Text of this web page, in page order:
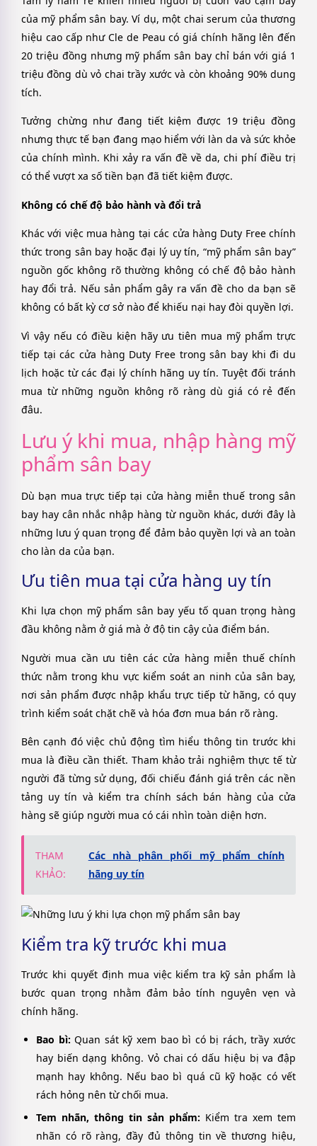
của mỹ phẩm sân bay. Ví dụ, một chai serum của thương
hiệu cao cấp như Cle de Peau có giá chính hãng lên đến
20 triệu đồng nhưng mỹ phẩm sân bay chỉ bán với giá 1
triệu đồng dù vỏ chai trầy xước và còn khoảng 90% dung
tích.
Tưởng chừng như đang tiết kiệm được 19 triệu đồng
nhưng thực tế bạn đang mạo hiểm với làn da và sức khỏe
của chính mình. Khi xảy ra vấn đề về da, chi phí điều trị
có thể vượt xa số tiền bạn đã tiết kiệm được.
Không có chế độ bảo hành và đổi trả
Khác với việc mua hàng tại các cửa hàng Duty Free chính
thức trong sân bay hoặc đại lý uy tín, “mỹ phẩm sân bay”
nguồn gốc không rõ thường không có chế độ bảo hành
hay đổi trả. Nếu sản phẩm gây ra vấn đề cho da bạn sẽ
không có bất kỳ cơ sở nào để khiếu nại hay đòi quyền lợi.
Vì vậy nếu có điều kiện hãy ưu tiên mua mỹ phẩm trực
tiếp tại các cửa hàng Duty Free trong sân bay khi đi du
lịch hoặc từ các đại lý chính hãng uy tín. Tuyệt đối tránh
mua từ những nguồn không rõ ràng dù giá có rẻ đến
đâu.
Lưu ý khi mua, nhập hàng mỹ
phẩm sân bay
Dù bạn mua trực tiếp tại cửa hàng miễn thuế trong sân
bay hay cân nhắc nhập hàng từ nguồn khác, dưới đây là
những lưu ý quan trọng để đảm bảo quyền lợi và an toàn
cho làn da của bạn.
Ưu tiên mua tại cửa hàng uy tín
Khi lựa chọn mỹ phẩm sân bay yếu tố quan trọng hàng
đầu không nằm ở giá mà ở độ tin cậy của điểm bán.
Người mua cần ưu tiên các cửa hàng miễn thuế chính
thức nằm trong khu vực kiểm soát an ninh của sân bay,
nơi sản phẩm được nhập khẩu trực tiếp từ hãng, có quy
trình kiểm soát chặt chẽ và hóa đơn mua bán rõ ràng.
Bên cạnh đó việc chủ động tìm hiểu thông tin trước khi
mua là điều cần thiết. Tham khảo trải nghiệm thực tế từ
người đã từng sử dụng, đối chiếu đánh giá trên các nền
tảng uy tín và kiểm tra chính sách bán hàng của cửa
hàng sẽ giúp người mua có cái nhìn toàn diện hơn.
THAM
KHẢO:
Các nhà phân phối mỹ phẩm chính
hãng uy tín
Kiểm tra kỹ trước khi mua
Trước khi quyết định mua việc kiểm tra kỹ sản phẩm là
bước quan trọng nhằm đảm bảo tính nguyên vẹn và
chính hãng.
Bao bì: Quan sát kỹ xem bao bì có bị rách, trầy xước
hay biến dạng không. Vỏ chai có dấu hiệu bị va đập
mạnh hay không. Nếu bao bì quá cũ kỹ hoặc có vết
rách hỏng nên từ chối mua.
Tem nhãn, thông tin sản phẩm: Kiểm tra xem tem
nhãn có rõ ràng, đầy đủ thông tin về thương hiệu,